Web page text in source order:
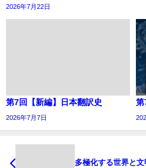
2026年7月22日
第7回【新編】日本翻訳史
2026年7月7日
第
多極化する世界と